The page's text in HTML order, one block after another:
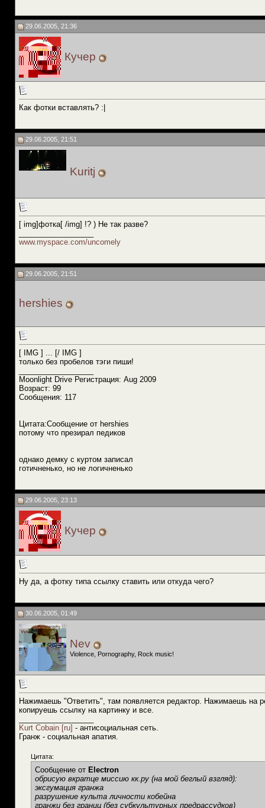
29.06.2005, 21:36
Кучер
Как фотки вставлять? :|
29.06.2005, 21:51
Kuritj
[ img]фотка[ /img] !? ) Не так разве?
www.myspace.com/uncomely
29.06.2005, 21:51
hershies
[ IMG ] ... [/ IMG ]
только без пробелов тэги пиши!
Moonlight Drive Регистрация: Aug 2009
Возраст: 99
Сообщения: 117
Цитата:Сообщение от hershies
потому что презирал педиков
однако демку с куртом записал
готичненько, но не логичненько
29.06.2005, 23:13
Кучер
Ну да, а фотку типа ссылку ставить или откуда чего?
30.06.2005, 01:49
Nev
Violence, Pornography, Rock music!
Нажимаешь "Ответить", там появляется редактор. Нажимаешь на
копируешь ссылку на картинку и все.
Kurt Cobain [ru] - антисоциальная сеть.
Гранж - социальная апатия.
Цитата:
Сообщение от Electron
обрисую вкратце миссию кк.ру (на мой беглый взгляд):
эксгумация гранжа
разрушение культа личности кобейна
гранжи без границ (без субкультурных предрассудков)